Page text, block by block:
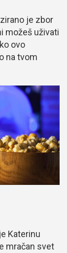
je zbor
možeš uživati
ovo
na tvom
Katerinu
mračan svet